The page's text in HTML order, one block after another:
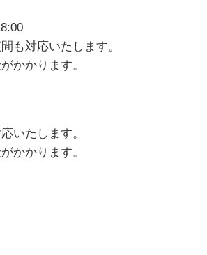
も対応いたします。
かかります。
いたします。
かかります。